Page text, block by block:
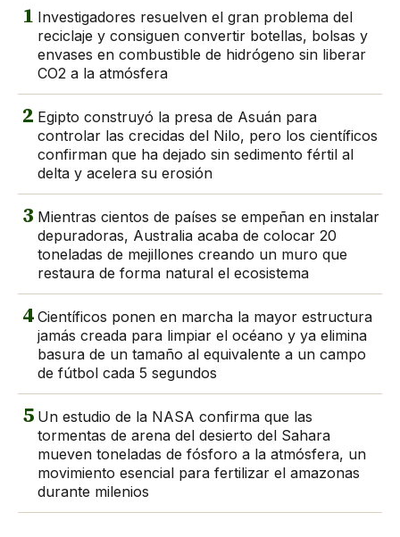
1 Investigadores resuelven el gran problema del
reciclaje y consiguen convertir botellas, bolsas y
envases en combustible de hidrógeno sin liberar
CO2 a la atmósfera
2 Egipto construyó la presa de Asuán para
controlar las crecidas del Nilo, pero los científicos
confirman que ha dejado sin sedimento fértil al
delta y acelera su erosión
3 Mientras cientos de países se empeñan en instalar
depuradoras, Australia acaba de colocar 20
toneladas de mejillones creando un muro que
restaura de forma natural el ecosistema
4 Científicos ponen en marcha la mayor estructura
jamás creada para limpiar el océano y ya elimina
basura de un tamaño al equivalente a un campo
de fútbol cada 5 segundos
5 Un estudio de la NASA confirma que las
tormentas de arena del desierto del Sahara
mueven toneladas de fósforo a la atmósfera, un
movimiento esencial para fertilizar el amazonas
durante milenios